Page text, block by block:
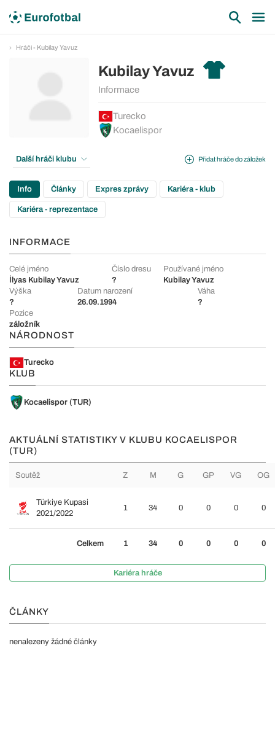
Hráči - Kubilay Yavuz
Kubilay Yavuz
Informace
Turecko
Kocaelispor
Přidat hráče do záložek
Další hráči klubu
Info Články Expres zprávy Kariéra - klub
Kariéra - reprezentace
INFORMACE
Celé jméno
İlyas Kubilay Yavuz
Číslo dresu
?
Používané jméno
Kubilay Yavuz
Výška
?
Datum narození
26.09.1994
Váha
?
Pozice
záložník
NÁRODNOST
Turecko
KLUB
Kocaelispor (TUR)
AKTUÁLNÍ STATISTIKY V KLUBU KOCAELISPOR
(TUR)
Soutěž Z M G GP VG OG
Türkiye Kupasi
2021/2022
1 34 0 0 0 0
Celkem 1 34 0 0 0 0
Kariéra hráče
ČLÁNKY
nenalezeny žádné články